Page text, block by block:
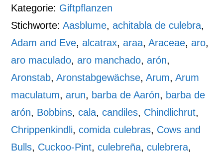
Kategorie: Giftpflanzen
Stichworte:Aasblume,achitabla de culebra,
Adam and Eve,alcatrax,araa,Araceae,aro,
aro maculado,aro manchado,arón,
Aronstab,Aronstabgewächse,Arum,Arum
maculatum,arun, barba de Aarón, barba de
arón, Bobbins,cala,candiles, Chindlichrut,
Chrippenkindli,comida culebras, Cows and
Bulls, Cuckoo-Pint,culebreña,culebrera,